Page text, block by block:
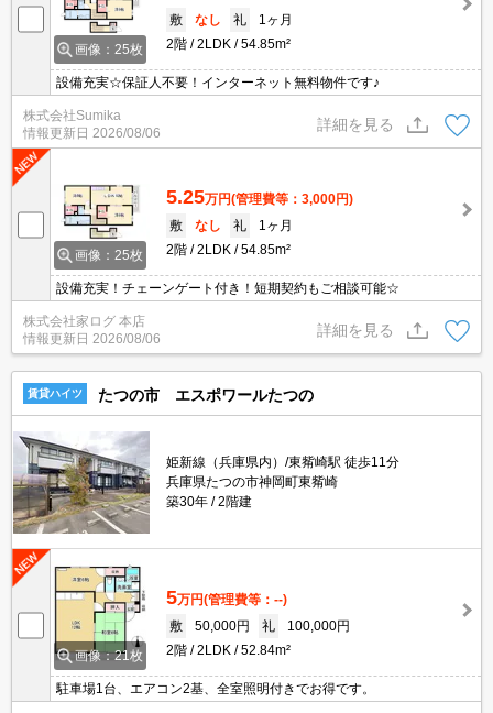
画像：25枚
敷
なし 礼
1ヶ月
2階
2LDK 54.85m²
設備充実☆保証人不要！インターネット無料物件です♪
株式会社Sumika
情報更新日 2026/08/06
詳細を見る
画像：25枚
5.25万円(管理費等：3,000円)
敷
なし 礼
1ヶ月
2階
2LDK 54.85m²
設備充実！チェーンゲート付き！短期契約もご相談可能☆
株式会社家ログ 本店
情報更新日 2026/08/06
詳細を見る
賃貸ハイツ たつの市 エスポワールたつの
姫新線（兵庫県内）/東觜崎駅 徒歩11分
兵庫県たつの市神岡町東觜崎
築30年
2階建
画像：21枚
5万円(管理費等：--)
敷
50,000円 礼
100,000円
2階
2LDK 52.84m²
駐車場1台、エアコン2基、全室照明付きでお得です。